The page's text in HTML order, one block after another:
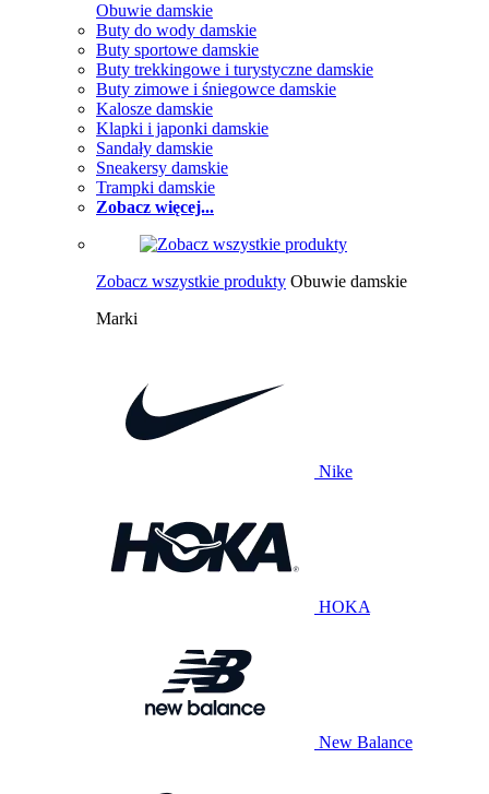
Obuwie damskie
Buty do wody damskie
Buty sportowe damskie
Buty trekkingowe i turystyczne damskie
Buty zimowe i śniegowce damskie
Kalosze damskie
Klapki i japonki damskie
Sandały damskie
Sneakersy damskie
Trampki damskie
Zobacz więcej...
Zobacz wszystkie produkty Obuwie damskie
Marki
Nike
HOKA
New Balance